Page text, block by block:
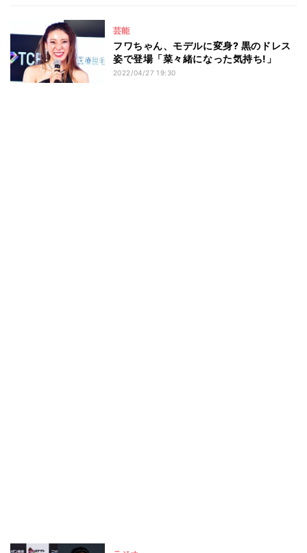
芸能
フワちゃん、モデルに変身? 黒のドレス
姿で登場「菜々緒になった気持ち!」
2022/04/27 19:30